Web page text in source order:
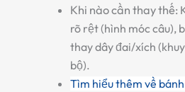
Khi nào cần thay thế:
rõ rệt (hình móc câu),
thay dây đai/xích
bộ).
Tìm hiểu thêm về